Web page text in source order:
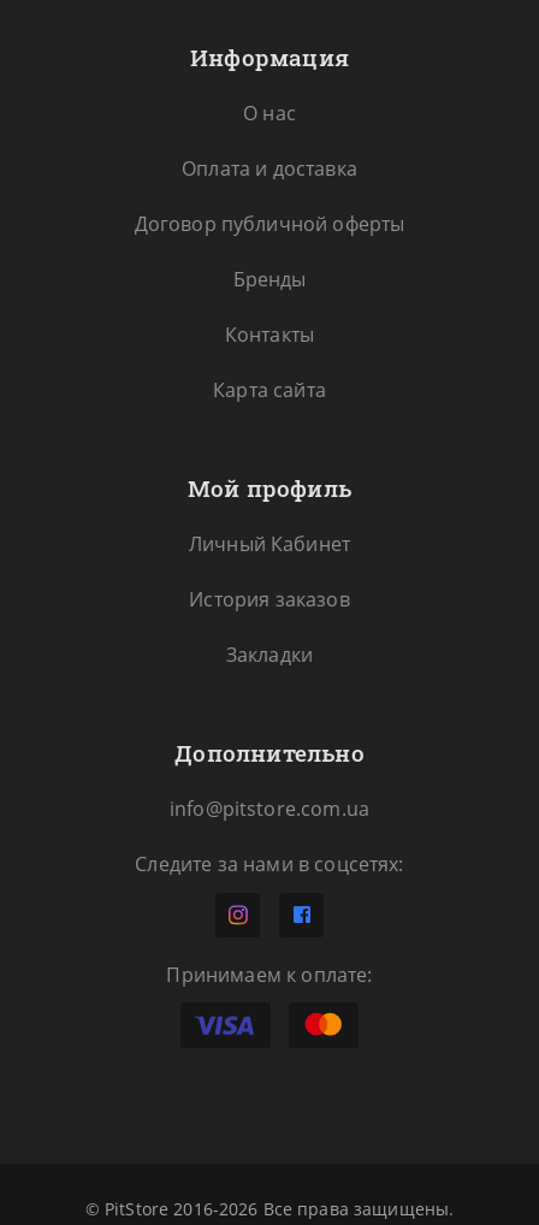
Информация
О нас
Оплата и доставка
Договор публичной оферты
Бренды
Контакты
Карта сайта
Мой профиль
Личный Кабинет
История заказов
Закладки
Дополнительно
info@pitstore.com.ua
Следите за нами в соцсетях:
Принимаем к оплате:
© PitStore 2016-2026 Все права защищены.